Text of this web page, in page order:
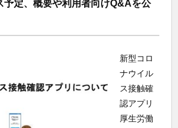
予定、概要や利用者向けQ&Aを公
新型コロ
ナウイル
ス接触確
認アプリ
厚生労働